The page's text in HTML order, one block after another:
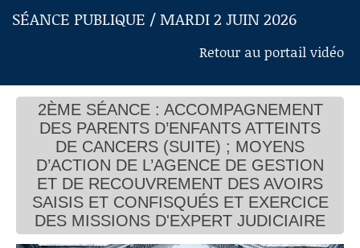
EN DIRECT
RECHERCHE
AIDE À LA DÉCOUPE
DE VIDÉOS
Séance publique
Questions au Gouvernement
Commissions
Présidence
Évènements
Connaissance, Histoire
Autres
SÉANCE PUBLIQUE / MARDI 2 JUIN 2026
Retour au portail vidéo
2ÈME SÉANCE : ACCOMPAGNEMENT
DES PARENTS D’ENFANTS ATTEINTS
DE CANCERS (SUITE) ; MOYENS
D’ACTION DE L’AGENCE DE GESTION
ET DE RECOUVREMENT DES AVOIRS
SAISIS ET CONFISQUÉS ET EXERCICE
DES MISSIONS D'EXPERT JUDICIAIRE